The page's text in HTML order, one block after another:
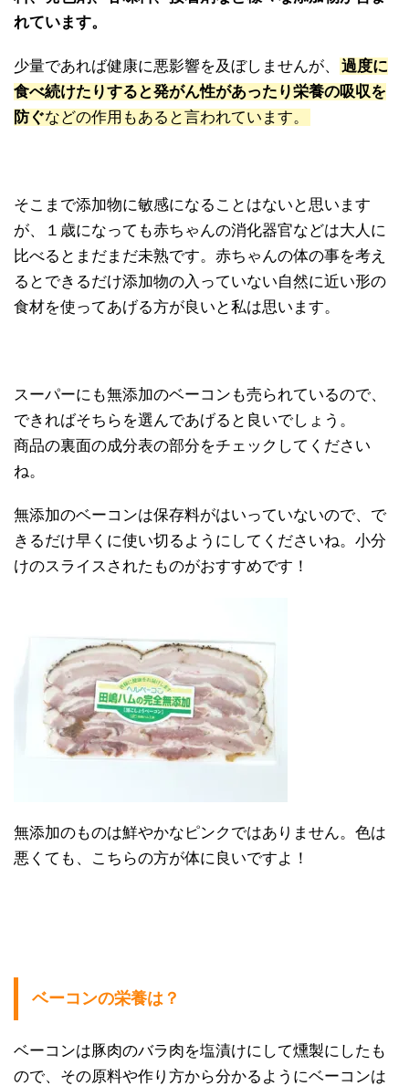
れています。
少量であれば健康に悪影響を及ぼしませんが、
過度に
食べ続けたりすると発がん性があったり栄養の吸収を
防ぐなどの作用もあると言われています。
そこまで添加物に敏感になることはないと思います
が、１歳になっても赤ちゃんの消化器官などは大人に
比べるとまだまだ未熟です。赤ちゃんの体の事を考え
るとできるだけ添加物の入っていない自然に近い形の
食材を使ってあげる方が良いと私は思います。
スーパーにも無添加のベーコンも売られているので、
できればそちらを選んであげると良いでしょう。
商品の裏面の成分表の部分をチェックしてください
ね。
無添加のベーコンは保存料がはいっていないので、で
きるだけ早くに使い切るようにしてくださいね。小分
けのスライスされたものがおすすめです！
無添加のものは鮮やかなピンクではありません。色は
悪くても、こちらの方が体に良いですよ！
ベーコンの栄養は？
ベーコンは豚肉のバラ肉を塩漬けにして燻製にしたも
ので、その原料や作り方から分かるようにベーコンは